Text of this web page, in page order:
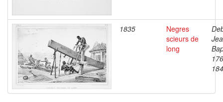
1835
Negres
scieurs de
long